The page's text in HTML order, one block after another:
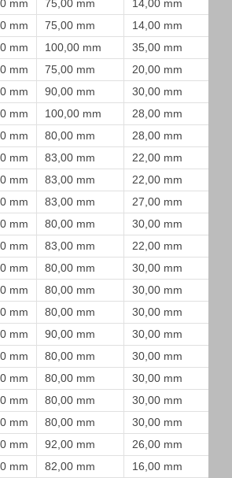
mm 75,00 mm
14,00 mm
mm 75,00 mm
14,00 mm
mm 100,00 mm
35,00 mm
mm 75,00 mm
20,00 mm
mm 90,00 mm
30,00 mm
mm 100,00 mm
28,00 mm
mm 80,00 mm
28,00 mm
mm 83,00 mm
22,00 mm
mm 83,00 mm
22,00 mm
mm 83,00 mm
27,00 mm
mm 80,00 mm
30,00 mm
mm 83,00 mm
22,00 mm
mm 80,00 mm
30,00 mm
mm 80,00 mm
30,00 mm
mm 80,00 mm
30,00 mm
mm 90,00 mm
30,00 mm
mm 80,00 mm
30,00 mm
mm 80,00 mm
30,00 mm
mm 80,00 mm
30,00 mm
mm 80,00 mm
30,00 mm
mm 92,00 mm
26,00 mm
mm 82,00 mm 16,00 mm